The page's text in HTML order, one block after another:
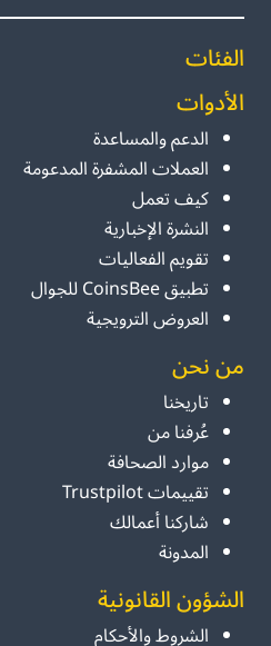
الفئات
الأدوات
الدعم والمساعدة
العملات المشفرة المدعومة
كيف تعمل
النشرة الإخبارية
تقويم الفعاليات
تطبيق CoinsBee للجوال
العروض الترويجية
من نحن
تاريخنا
عُرفنا من
موارد الصحافة
تقييمات Trustpilot
شاركنا أعمالك
المدونة
الشؤون القانونية
الشروط والأحكام